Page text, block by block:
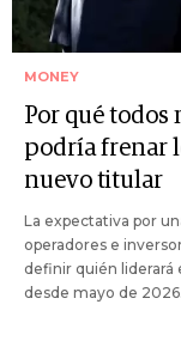
MONEY
Por qué todos
podría frenar
nuevo titular
La expectativa por
operadores e
definir quién liderará
desde mayo de 2026.